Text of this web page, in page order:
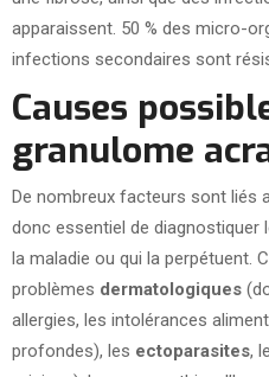
apparaissent. 50 % des micro-
infections secondaires sont
Causes
granulome
De nombreux facteurs sont liés
donc essentiel de diagnostiquer
la maladie ou qui la perpétuent.
problèmes dermatologiques
allergies, les intolérances
profondes), les ectoparasites,